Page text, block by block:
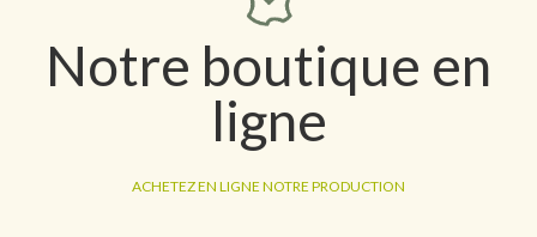
Notre boutique en
ligne
ACHETEZ EN LIGNE NOTRE PRODUCTION